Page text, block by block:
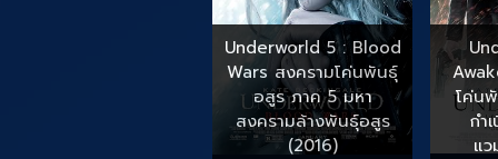
Underworld 5 : Blood
Wars สงครามโค่นพันธุ์
อสูร ภาค 5 มหา
สงครามล้างพันธุ์อสูร
(2016)
โค่น
กำ
แ